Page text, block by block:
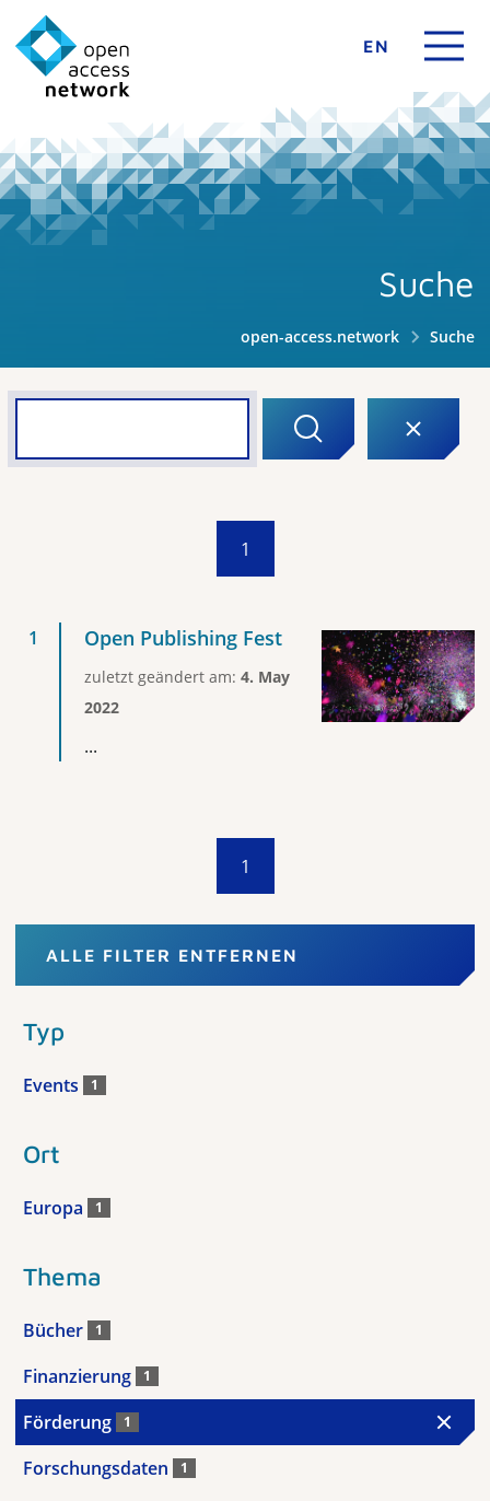
EN
Suche
open-access.network Suche
1
Open Publishing Fest
zuletzt geändert am: 4. May
2022
...
1
ALLE FILTER ENTFERNEN
Typ
Events 1
Ort
Europa 1
Thema
Bücher 1
Finanzierung 1
Förderung 1
Forschungsdaten 1